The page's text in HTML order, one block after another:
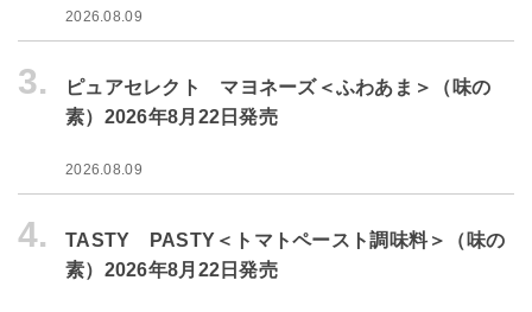
2026.08.09
3.
ピュアセレクト マヨネーズ＜ふわあま＞（味の
素）2026年8月22日発売
2026.08.09
4.
TASTY PASTY＜トマトペースト調味料＞（味の
素）2026年8月22日発売